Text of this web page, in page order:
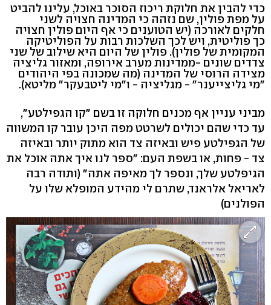
כדי להבין את חלוקת ריכוז הסוכר באוכל, עלינו להביט
על מפת פולין, שם נזהה כי המדינה חצויה לשני
חלקים לאורכה (יש הטוענים כי אף היום פולין חצויה
כך פוליטית, ויש לכך השלכות רבות על הפוליטיקה
המקומית של פולין). פולין של היום היא שילוב של שני
צדדים שונים -ממדינות מערב אירופה, ומאזור גליציה
מצידה הרוסי של המדינה (מה שמכונה בפי היהודים
"מי גליצייענר" - מגליציה - ו"מי ליטבעקר" מליטא).
מביני עניין אף מכנים חלוקה זו בשם "קו הגפילטע",
עד כדי שהם יכולים לשרטט מפה היכן עובר קו המשווה
של הגפילטע פיש ובאיזה צד הוא מתוק יותר ובאיזה
צד - פחות, או בשפת העם: "ספר לנו איך אתה אוכל את
הגיפלטע שלך, ונספר לך מאיפה אתה" (ותודה רבה
לאריאל אלראנד, שתרם לי מהידע המופלא שלו על
הפולנים)